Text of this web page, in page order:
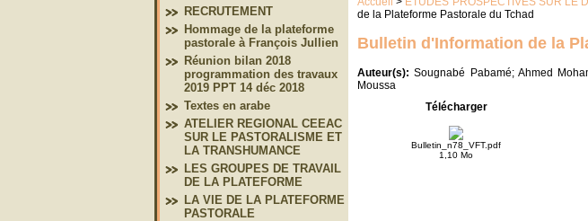
RECRUTEMENT
Hommage de la plateforme
pastorale à François Jullien
Réunion bilan 2018
programmation des travaux
2019 PPT 14 déc 2018
Textes en arabe
ATELIER REGIONAL CEEAC
SUR LE PASTORALISME ET
LA TRANSHUMANCE
LES GROUPES DE TRAVAIL
DE LA PLATEFORME
LA VIE DE LA PLATEFORME
PASTORALE
de la Plateforme Pastorale du Tchad
Bulletin d'Information de la
Auteur(s):Sougnabé Pabamé; Ahmed
Moussa
Télécharger
Bulletin_n78_VFT.pdf
1,10 Mo